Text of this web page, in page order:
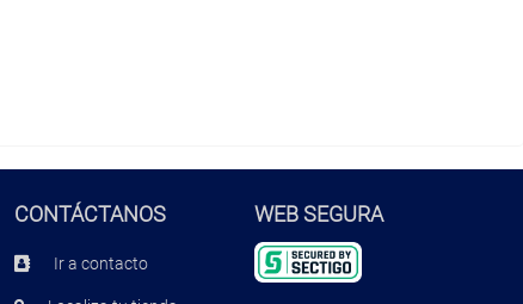
CONTÁCTANOS
Ir a contacto
WEB SEGURA